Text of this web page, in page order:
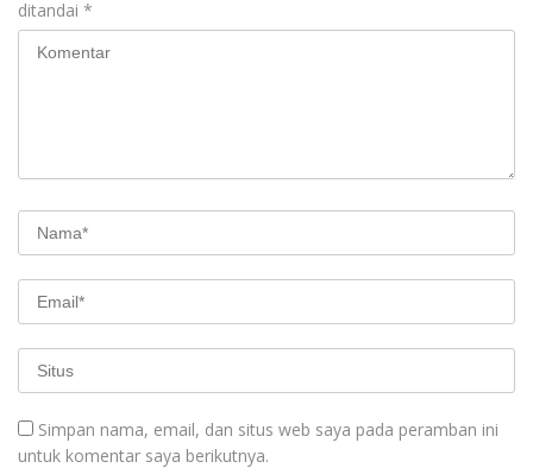
ditandai *
Simpan nama, email, dan situs web saya pada peramban ini
untuk komentar saya berikutnya.